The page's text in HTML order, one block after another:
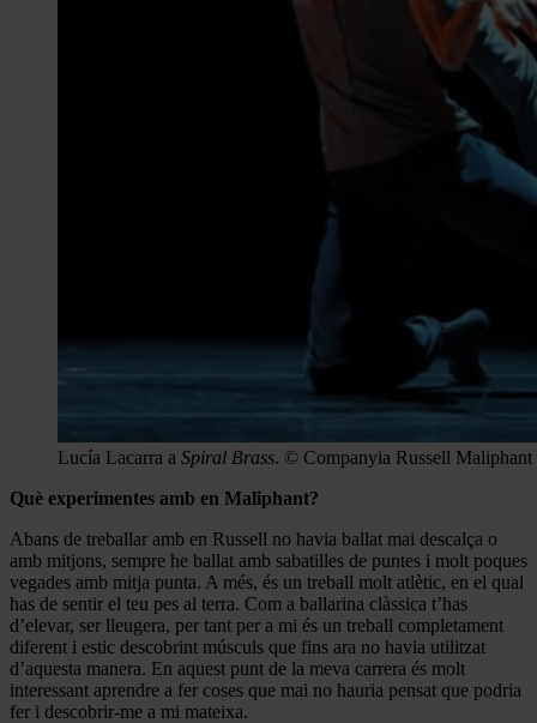
Lucía Lacarra a Spiral Brass. © Companyia Russell Maliphant
Què experimentes amb en Maliphant?
Abans de treballar amb en Russell no havia ballat mai descalça o
amb mitjons, sempre he ballat amb sabatilles de puntes i molt poques
vegades amb mitja punta. A més, és un treball molt atlètic, en el qual
has de sentir el teu pes al terra. Com a ballarina clàssica t’has
d’elevar, ser lleugera, per tant per a mi és un treball completament
diferent i estic descobrint músculs que fins ara no havia utilitzat
d’aquesta manera. En aquest punt de la meva carrera és molt
interessant aprendre a fer coses que mai no hauria pensat que podria
fer i descobrir-me a mi mateixa.